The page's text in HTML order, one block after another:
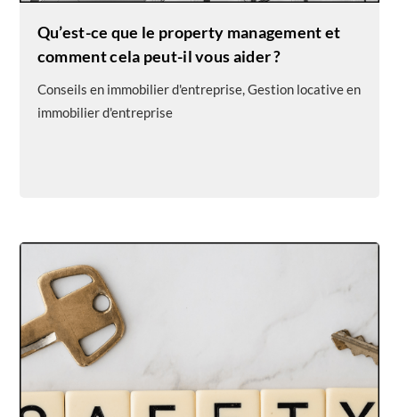
Qu’est-ce que le property management et
comment cela peut-il vous aider ?
Conseils en immobilier d'entreprise,Gestion locative en
immobilier d'entreprise